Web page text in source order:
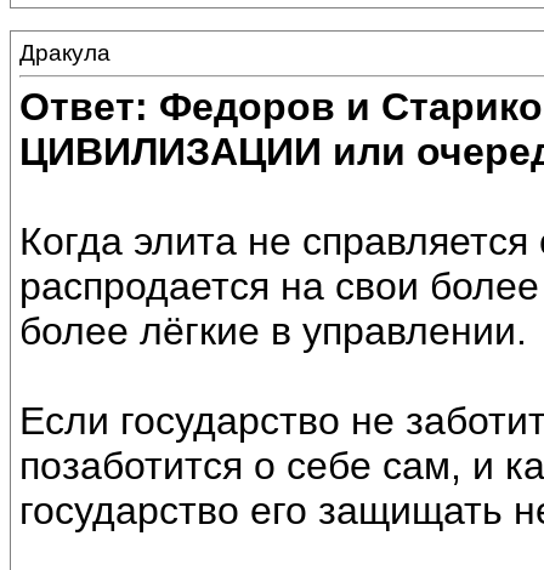
Дракула
Ответ: Федоров и
ЦИВИЛИЗАЦИИ или
Когда элита не
распродается на свои
более лёгкие в управлении.
Если государство не
позаботится о себе сам, и
государство его защищать